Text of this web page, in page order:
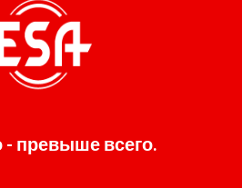
- превыше всего.